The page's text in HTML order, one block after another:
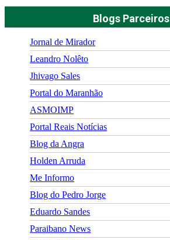
Blogs Parceiros
Jornal de Mirador
Leandro Nolêto
Jhivago Sales
Portal do Maranhão
ASMOIMP
Portal Reais Notí­cias
Blog da Angra
Holden Arruda
Me Informo
Blog do Pedro Jorge
Eduardo Sandes
Paraibano News